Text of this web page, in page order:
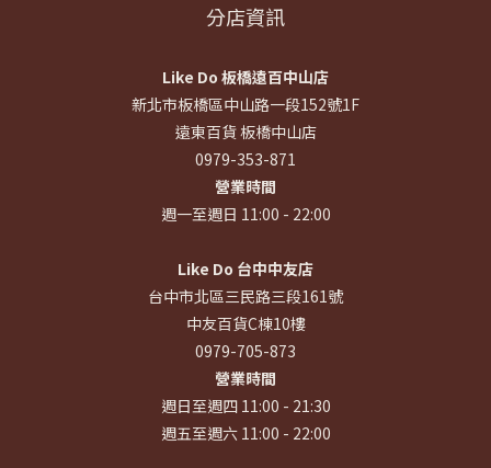
分店資訊
Like Do 板橋遠百中山店
新北市板橋區中山路一段152號1F
遠東百貨 板橋中山店
0979-353-871
營業時間
週一至週日 11:00 - 22:00
Like Do 台中中友店
台中市北區三民路三段161號
中友百貨C棟10樓
0979-705-873
營業時間
週日至週四 11:00 - 21:30
週五至週六 11:00 - 22:00